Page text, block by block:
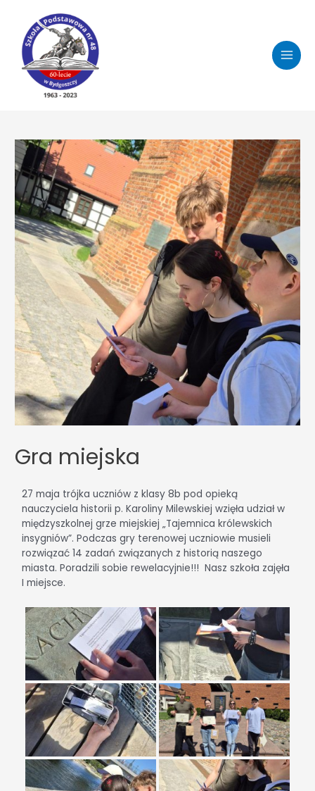
Gra miejska
27 maja trójka uczniów z klasy 8b pod opieką
nauczyciela historii p. Karoliny Milewskiej wzięła udział w
międzyszkolnej grze miejskiej „Tajemnica królewskich
insygniów”. Podczas gry terenowej uczniowie musieli
rozwiązać 14 zadań związanych z historią naszego
miasta. Poradzili sobie rewelacyjnie!!! Nasz szkoła zajęła
I miejsce.